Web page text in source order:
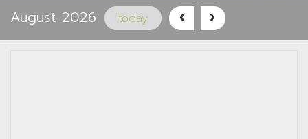
August 2026 today